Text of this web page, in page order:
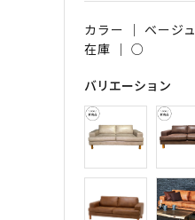
カラー ｜ ベージュ
在庫 ｜○
バリエーション